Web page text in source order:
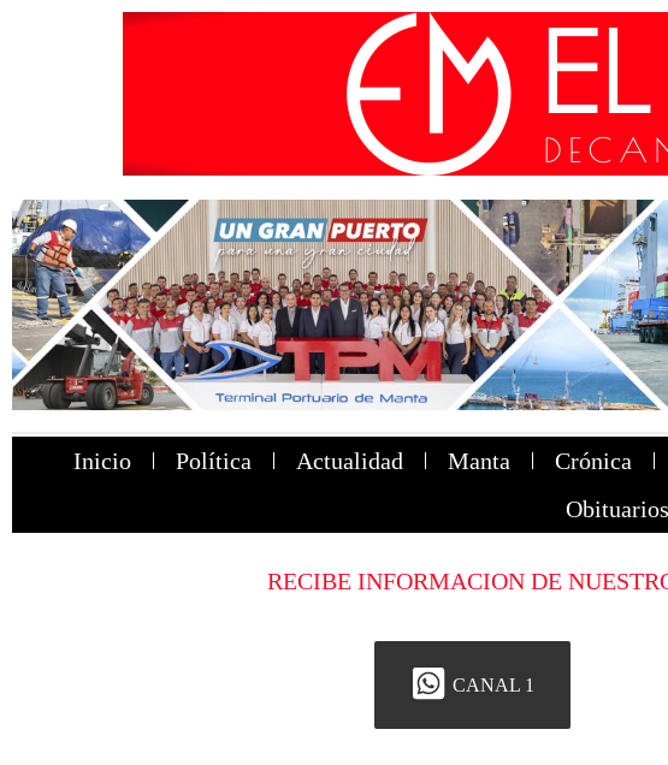
Inicio Política Actualidad Manta Crónica
Obituarios
RECIBE INFORMACION DE
CANAL 1